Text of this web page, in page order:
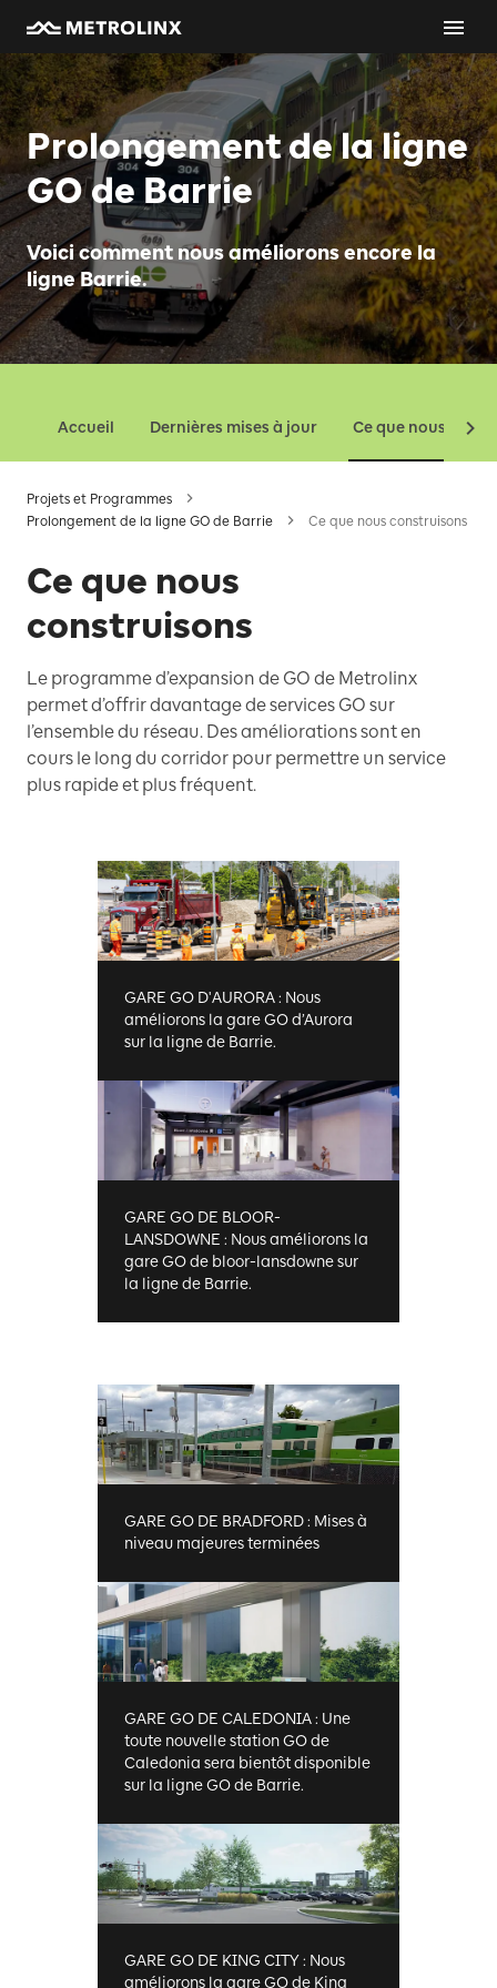
Prolongement de la ligne
GO de Barrie
Voici comment nous améliorons encore la
ligne Barrie.
Accueil Dernières mises à jour Ce que nous
Projets et Programmes
Prolongement de la ligne GO de Barrie
Ce que nous construisons
Ce que nous
construisons
Le programme d’expansion de GO de Metrolinx
permet d’offrir davantage de services GO sur
l’ensemble du réseau. Des améliorations sont en
cours le long du corridor pour permettre un service
plus rapide et plus fréquent.
GARE GO D'AURORA : Nous
améliorons la gare GO d’Aurora
sur la ligne de Barrie.
GARE GO DE BLOOR-
LANSDOWNE : Nous améliorons la
gare GO de bloor-lansdowne sur
la ligne de Barrie.
GARE GO DE BRADFORD : Mises à
niveau majeures terminées
GARE GO DE CALEDONIA : Une
toute nouvelle station GO de
Caledonia sera bientôt disponible
sur la ligne GO de Barrie.
GARE GO DE KING CITY : Nous
améliorons la gare GO de King